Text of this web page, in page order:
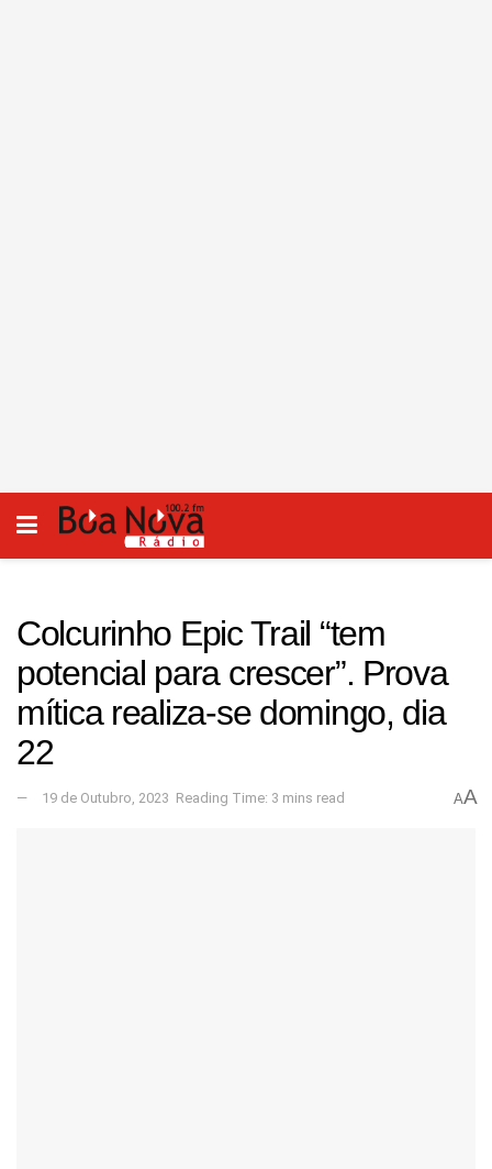
Colcurinho Epic Trail “tem
potencial para crescer”. Prova
mítica realiza-se domingo, dia
22
19 de Outubro, 2023 Reading Time: 3 mins read AA